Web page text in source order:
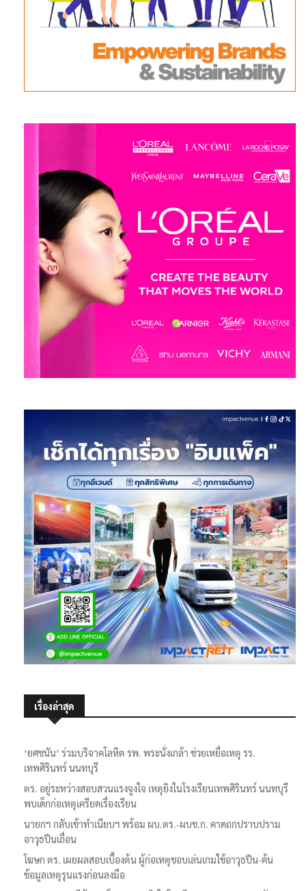
เรื่องล่าสุด
‘ยศชนัน’ ร่วมบริจาคโลหิต รพ. พระนั่งเกล้า ช่วยเหยื่อเหตุ รร.
เทพศิรินทร์ นนทบุรี
ตร. อยู่ระหว่างสอบสวนแรงจูงใจ เหตุยิงในโรงเรียนเทพศิรินทร์ นนทบุรี
พบเด็กก่อเหตุเครียดเรื่องเรียน
นายกฯ กลับเข้าทำเนียบฯ พร้อม ผบ.ตร.-ผบช.ก. คาดถกปราบปราม
อาวุธปืนเถื่อน
โฆษก ตร. เผยผลสอบเบื้องต้น ผู้ก่อเหตุชอบเล่นเกมใช้อาวุธปืน-ค้น
ข้อมูลเหตุรุนแรงก่อนลงมือ